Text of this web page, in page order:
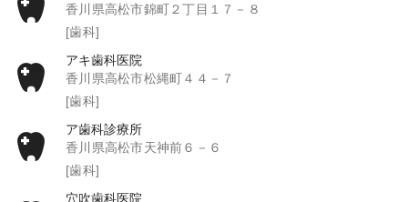
香川県高松市錦町２丁目１７－８
[歯科]
アキ歯科医院
香川県高松市松縄町４４－７
[歯科]
ア歯科診療所
香川県高松市天神前６－６
[歯科]
穴吹歯科医院